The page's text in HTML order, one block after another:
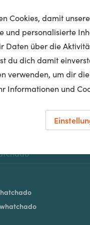
Cookies, damit
und personalisierte
Daten über die
du dich damit
verwenden, um dir
Informationen und